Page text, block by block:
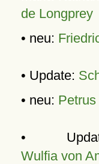
de Longprey
• neu:
• Update:
• neu:
•
Wulfia von